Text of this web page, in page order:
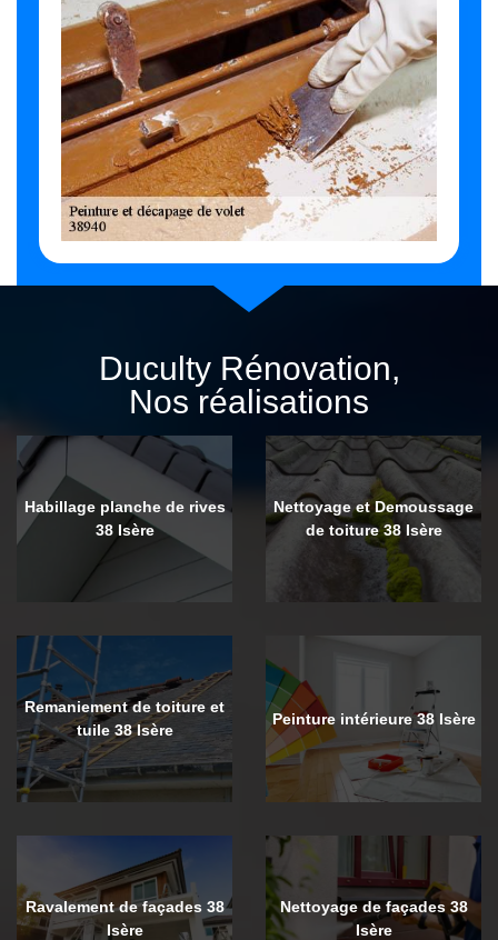
Duculty Rénovation,
Nos réalisations
Habillage planche de rives
38 Isère
Nettoyage et Demoussage
de toiture 38 Isère
Remaniement de toiture et
tuile 38 Isère
Peinture intérieure 38 Isère
Ravalement de façades 38
Isère
Nettoyage de façades 38
Isère